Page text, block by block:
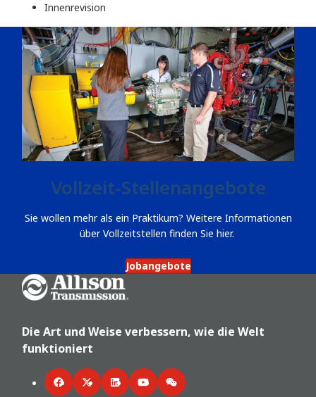
Innenrevision
Vollzeit-Stellenangebote
Sie wollen mehr als ein Praktikum? Weitere Informationen
über Vollzeitstellen finden Sie hier.
Jobangebote
Go Home
Die Art und Weise verbessern, wie die Welt
funktioniert
FacebookTwitterLinkedInYouTubeWeChat